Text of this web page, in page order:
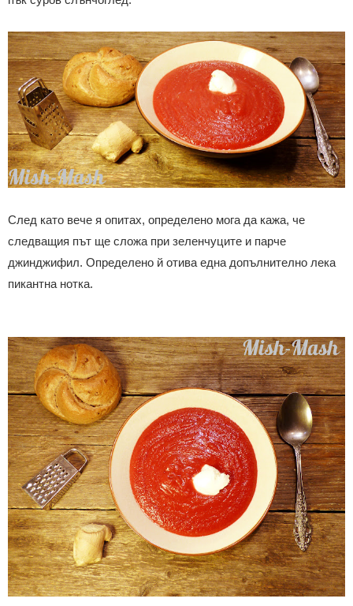
След като вече я опитах, определено мога да кажа, че
следващия път ще сложа при зеленчуците и парче
джинджифил. Определено й отива една допълнително лека
пикантна нотка.